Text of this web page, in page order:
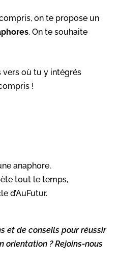
on te propose un
. On te souhaite
vers où tu y intégrés
!
anaphore,
tout le temps,
d’AuFutur.
et de conseils pour réussir
orientation ? Rejoins-nous